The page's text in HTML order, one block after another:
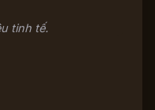
tinh tế.